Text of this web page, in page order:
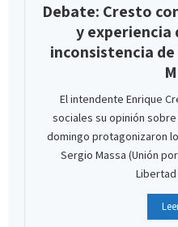
Debate: Cresto
y experiencia
inconsistencia
El intendente Enrique
sociales su opinión
domingo protagonizaron
Sergio Massa (Unión
Libertad